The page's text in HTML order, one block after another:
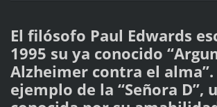
El filósofo Paul Edwards
1995 su ya conocido
Alzheimer contra el
ejemplo de la “Señora D”,